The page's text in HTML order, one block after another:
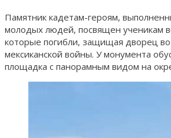
Памятник кадетам-героям,
молодых людей, посвящен ученикам
которые погибли, защищая дворец
мексиканской войны. У монумента
площадка с панорамным видом на